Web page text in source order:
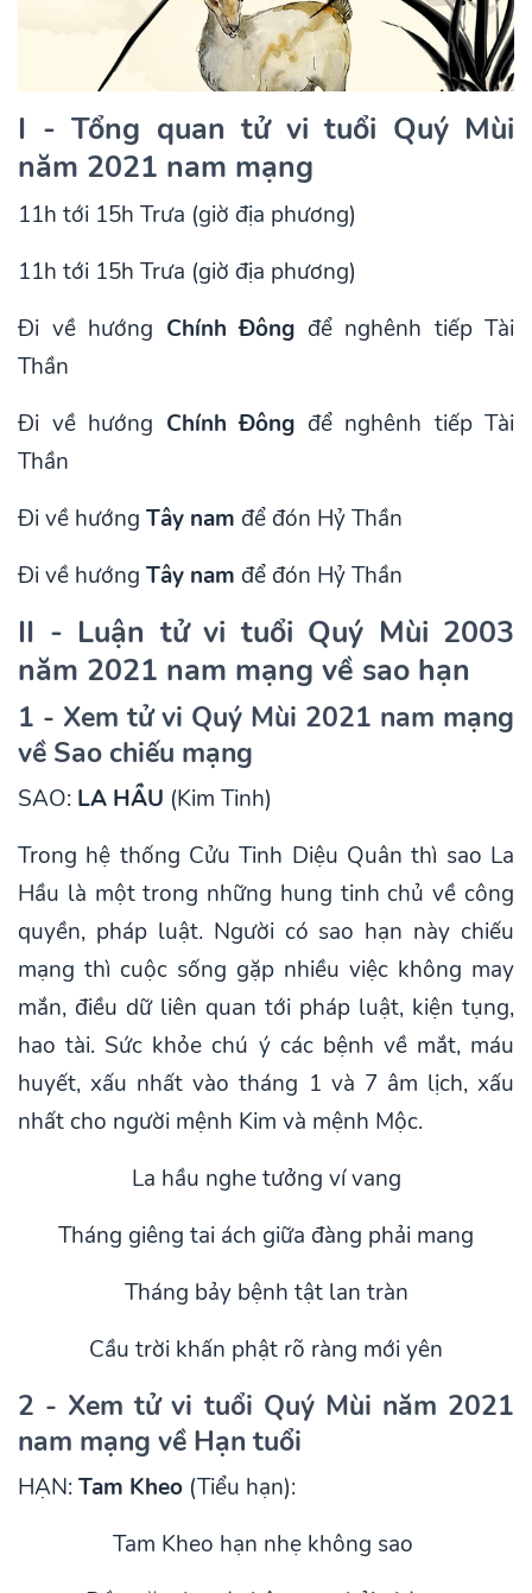
I - Tổng quan tử vi tuổi Quý Mùi
năm 2021 nam mạng
11h tới 15h Trưa (giờ địa phương)
11h tới 15h Trưa (giờ địa phương)
Đi về hướng Chính Đông để nghênh tiếp Tài
Thần
Đi về hướng Chính Đông để nghênh tiếp Tài
Thần
Đi về hướng Tây nam để đón Hỷ Thần
Đi về hướng Tây nam để đón Hỷ Thần
II - Luận tử vi tuổi Quý Mùi 2003
năm 2021 nam mạng về sao hạn
1 - Xem tử vi Quý Mùi 2021 nam mạng
về Sao chiếu mạng
SAO: LA HẦU (Kim Tinh)
Trong hệ thống Cửu Tinh Diệu Quân thì sao La
Hầu là một trong những hung tinh chủ về công
quyền, pháp luật. Người có sao hạn này chiếu
mạng thì cuộc sống gặp nhiều việc không may
mắn, điều dữ liên quan tới pháp luật, kiện tụng,
hao tài. Sức khỏe chú ý các bệnh về mắt, máu
huyết, xấu nhất vào tháng 1 và 7 âm lịch, xấu
nhất cho người mệnh Kim và mệnh Mộc.
La hầu nghe tưởng ví vang
Tháng giêng tai ách giữa đàng phải mang
Tháng bảy bệnh tật lan tràn
Cầu trời khấn phật rõ ràng mới yên
2 - Xem tử vi tuổi Quý Mùi năm 2021
nam mạng về Hạn tuổi
HẠN:Tam Kheo (Tiểu hạn):
Tam Kheo hạn nhẹ không sao